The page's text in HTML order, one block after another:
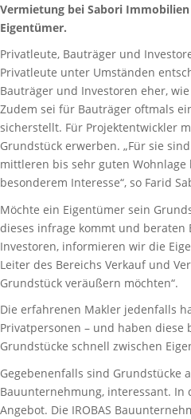
Vermietung bei Sabori
Eigentümer.
Privatleute, Bauträger und
Privatleute unter Umständen
Bauträger und Investoren eher,
Zudem sei für Bauträger oftmals
sicherstellt. Für Projektentwickler
Grundstück erwerben. „Für sie
mittleren bis sehr guten
besonderem Interesse“, so Farid
Möchte ein Eigentümer sein
dieses infrage kommt und beraten
Investoren, informieren wir die
Leiter des Bereichs Verkauf und
Grundstück veräußern möchten“.
Die erfahrenen Makler jedenfalls
Privatpersonen – und haben
Grundstücke schnell zwischen
Gegebenenfalls sind Grundstücke
Bauunternehmung, interessant.
Angebot. Die IROBAS